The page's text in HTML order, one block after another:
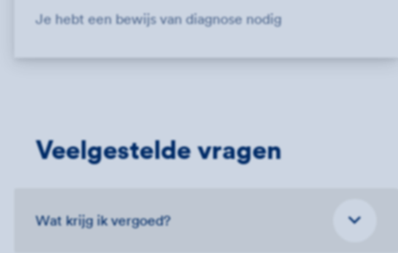
Je hebt een bewijs van diagnose nodig
Veelgestelde vragen
Wat krijg ik vergoed?